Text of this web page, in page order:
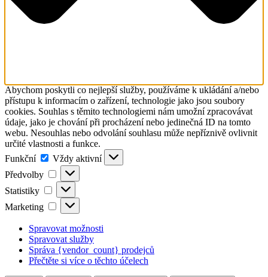
Abychom poskytli co nejlepší služby, používáme k ukládání a/nebo
přístupu k informacím o zařízení, technologie jako jsou soubory
cookies. Souhlas s těmito technologiemi nám umožní zpracovávat
údaje, jako je chování při procházení nebo jedinečná ID na tomto
webu. Nesouhlas nebo odvolání souhlasu může nepříznivě ovlivnit
určité vlastnosti a funkce.
Funkční
Funkční
Vždy aktivní
Předvolby
Předvolby
Statistiky Statistiky
Marketing Marketing
Spravovat možnosti
Spravovat služby
Správa {vendor_count} prodejců
Přečtěte si více o těchto účelech